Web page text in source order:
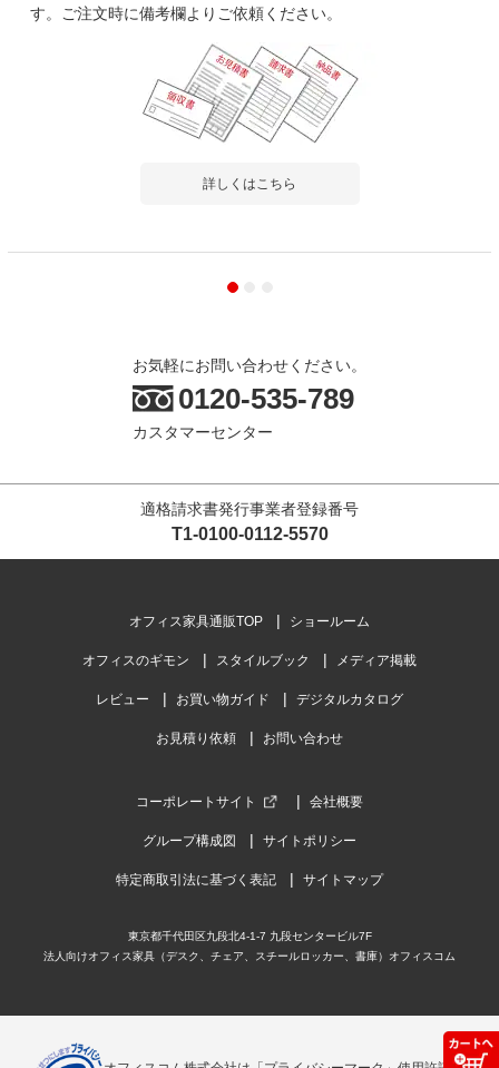
す。ご注文時に備考欄よりご依頼ください。
詳しくはこちら
お気軽にお問い合わせください。
0120-535-789
カスタマーセンター
適格請求書発行事業者登録番号
T1-0100-0112-5570
オフィス家具通販TOP ショールーム
オフィスのギモン スタイルブック メディア掲載
レビュー お買い物ガイド デジタルカタログ
お見積り依頼 お問い合わせ
コーポレートサイト 会社概要
グループ構成図 サイトポリシー
特定商取引法に基づく表記 サイトマップ
東京都千代田区九段北4-1-7 九段センタービル7F
法人向けオフィス家具（デスク、チェア、スチールロッカー、書庫）オフィスコム